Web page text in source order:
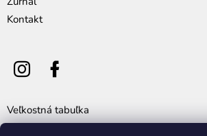
Kontakt
Veľkostná tabuľka
Všeobecné obchodné podmienky